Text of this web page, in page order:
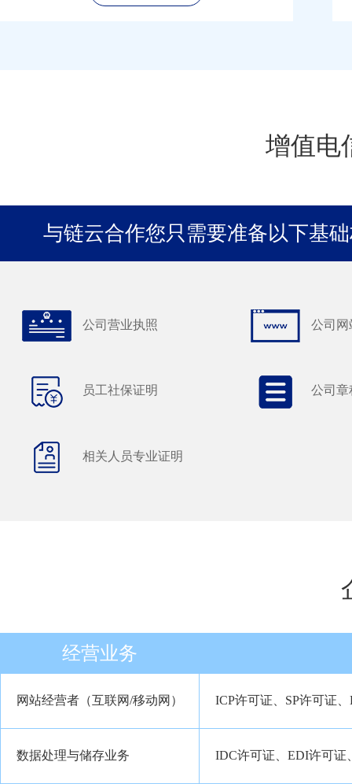
增值电
与链云合作您只需要准备以下基
公司营业执照 公司网
员工社保证明 公司章
相关人员专业证明
经营业务
网站经营者（互联网/移动网）
数据处理与储存业务
ICP许可证、SP许可证
IDC许可证、EDI许可证